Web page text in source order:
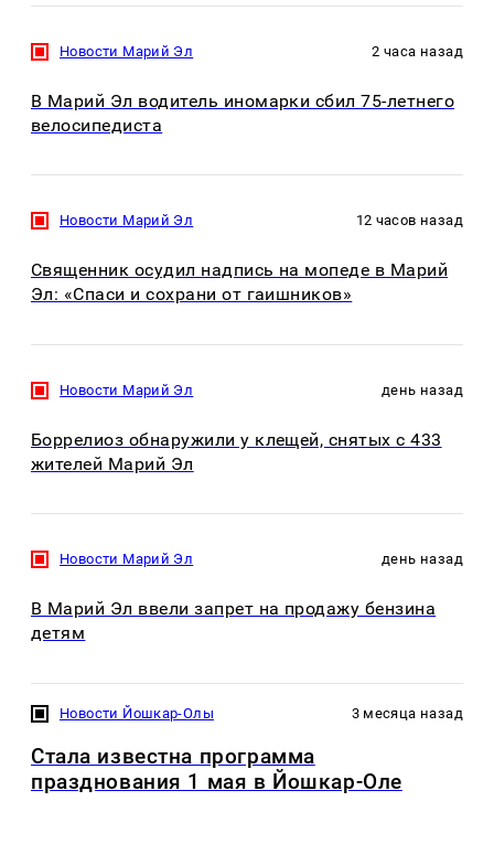
Новости Марий Эл 2 часа назад
В Марий Эл водитель иномарки сбил 75-летнего
велосипедиста
Новости Марий Эл 12 часов назад
Священник осудил надпись на мопеде в Марий
Эл: «Спаси и сохрани от гаишников»
Новости Марий Эл день назад
Боррелиоз обнаружили у клещей, снятых с 433
жителей Марий Эл
Новости Марий Эл день назад
В Марий Эл ввели запрет на продажу бензина
детям
Новости Йошкар-Олы 3 месяца назад
Стала известна программа
празднования 1 мая в Йошкар-Оле